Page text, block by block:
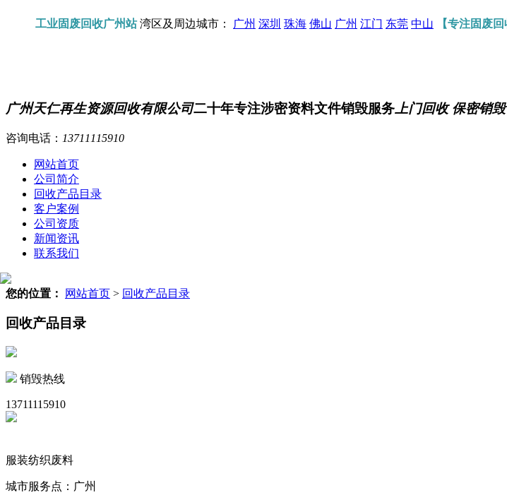
工业固废回收广州站湾区及周边城市： 广州 深圳 珠海 佛山 广州 江门 东莞 中山 【专注固废
广州天仁再生资源回收有限公司二十年专注涉密资料文件销毁服务 上门回收 保密销
咨询电话： 13711115910
网站首页
公司简介
回收产品目录
客户案例
公司资质
新闻资讯
联系我们
您的位置： 网站首页 > 回收产品目录
回收产品目录
销毁热线
13711115910
服装纺织废料
城市服务点：广州